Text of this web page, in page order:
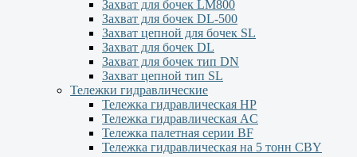
Захват для бочек LM800
Захват для бочек DL-500
Захват цепной для бочек SL
Захват для бочек DL
Захват для бочек тип DN
Захват цепной тип SL
Тележки гидравлические
Тележка гидравлическая НР
Тележка гидравлическая AC
Тележка палетная серии ВF
Тележка гидравлическая на 5 тонн CBY